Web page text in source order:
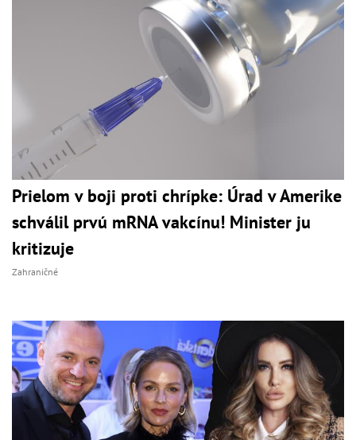
Prielom v boji proti chrípke: Úrad v Amerike
schválil prvú mRNA vakcínu! Minister ju
kritizuje
Zahraničné